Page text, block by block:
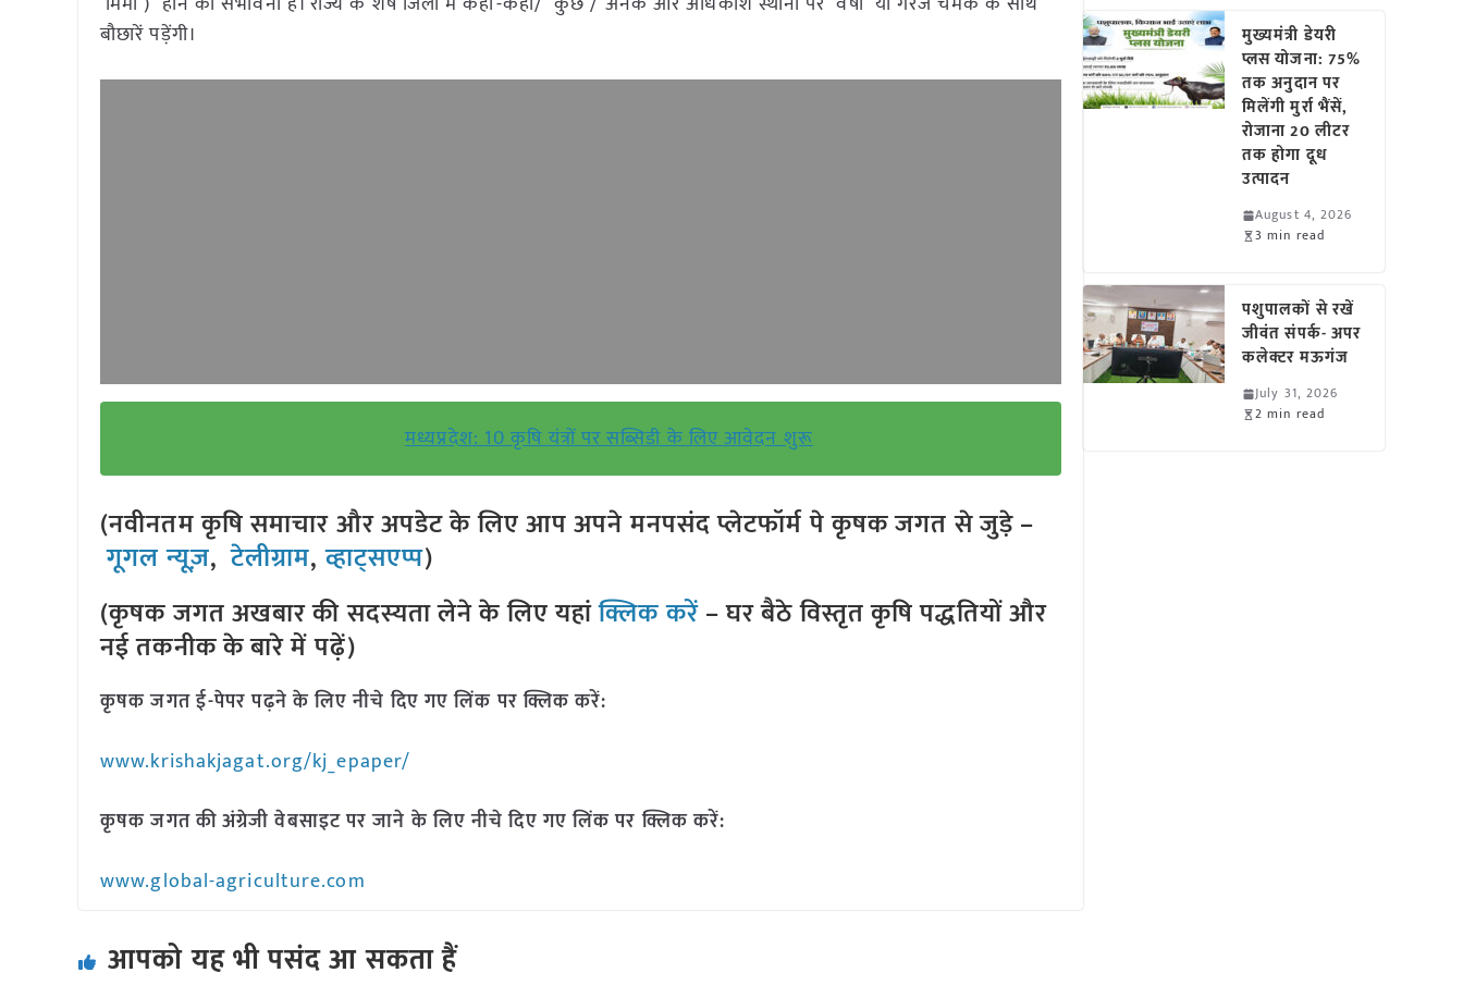
बौछारें पड़ेंगी।
मध्यप्रदेश: 10 कृषि यंत्रों पर सब्सिडी के लिए आवेदन शुरू
(नवीनतम कृषि समाचार और अपडेट के लिए आप अपने मनपसंद प्लेटफॉर्म पे कृषक जगत से जुड़े –
गूगल न्यूज़,टेलीग्राम,व्हाट्सएप्प)
(कृषक जगत अखबार की सदस्यता लेने के लिए यहांक्लिक करें– घर बैठे विस्तृत कृषि पद्धतियों और
नई तकनीक के बारे में पढ़ें)
कृषक जगत ई-पेपर पढ़ने के लिए नीचे दिए गए लिंक पर क्लिक करें:
www.krishakjagat.org/kj_epaper/
कृषक जगत की अंग्रेजी वेबसाइट पर जाने के लिए नीचे दिए गए लिंक पर क्लिक करें:
www.global-agriculture.com
आपको यह भी पसंद आ सकता हैं
मुख्यमंत्री डेयरी
प्लस योजना: 75%
तक अनुदान पर
मिलेंगी मुर्रा भैंसें,
रोजाना 20 लीटर
तक होगा दूध
उत्पादन
August 4, 2026
3 min read
पशुपालकों से रखें
जीवंत संपर्क- अपर
कलेक्टर मऊगंज
July 31, 2026
2 min read